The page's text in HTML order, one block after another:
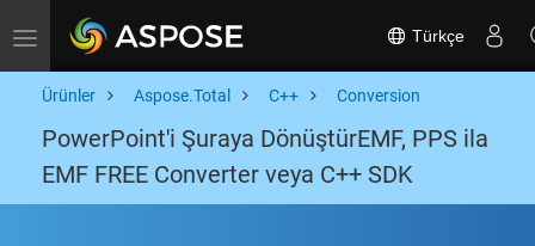
Toggle navigation Türkçe
Ürünler Aspose.Total C++ Conversion
PowerPoint'i Şuraya DönüştürEMF, PPS ila
EMF FREE Converter veya C++ SDK